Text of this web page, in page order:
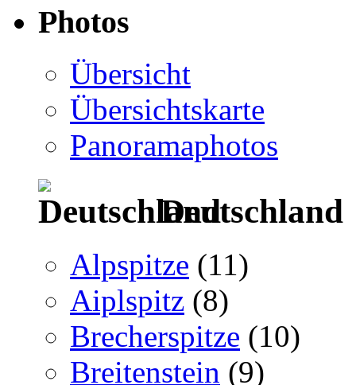
Photos
Übersicht
Übersichtskarte
Panoramaphotos
Deutschland
Alpspitze (11)
Aiplspitz (8)
Brecherspitze (10)
Breitenstein (9)